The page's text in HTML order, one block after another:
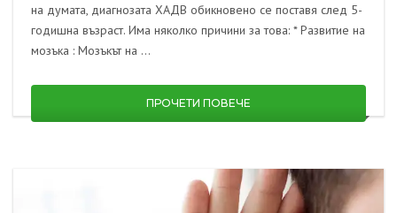
на думата, диагнозата ХАДВ обикновено се поставя след 5-
годишна възраст. Има няколко причини за това: * Развитие на
мозъка : Мозъкът на …
ПРОЧЕТИ ПОВЕЧЕ